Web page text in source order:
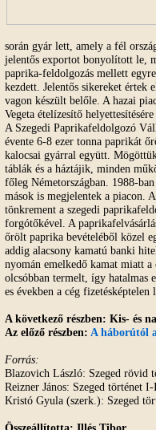
során gyár lett, amely a fél
jelentős exportot bonyolított le,
paprika-feldolgozás mellett
kezdett. Jelentős sikereket értek
vagon készült belőle. A hazai
Vegeta ételízesítő
A Szegedi Paprikafeldolgozó
évente 6-8 ezer tonna paprikát
kalocsai gyárral együtt.
táblák és a háztájik, minden
főleg Németországban. 1988-
mások is megjelentek a piacon.
tönkrement a szegedi
forgótőkével. A
őrölt paprika bevételéből közel
addig alacsony kamatú banki
nyomán emelkedő kamat miatt
olcsóbban termelt, így hatalmas
es években a cég
A következő részben: Kis- és
Az előző részben: A háborútól
Forrás:
Blazovich László: Szeged rövid
Reizner János: Szeged történet
Kristó Gyula (szerk.): Szeged
Összeállította: Illés Tibor